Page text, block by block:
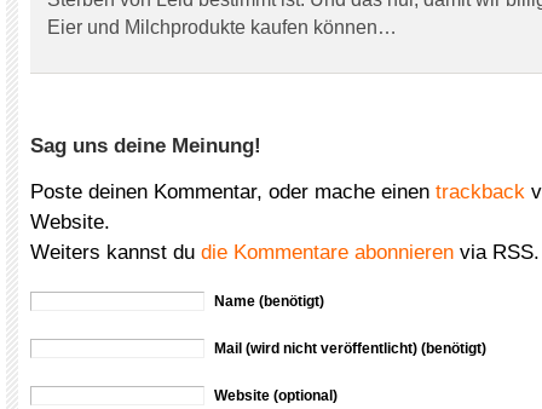
Eier und Milchprodukte kaufen können…
Sag uns deine Meinung!
Poste deinen Kommentar, oder mache einen trackback
Website.
Weiters kannst du die Kommentare abonnieren via RSS.
Name (benötigt)
Mail (wird nicht veröffentlicht) (benötigt)
Website (optional)